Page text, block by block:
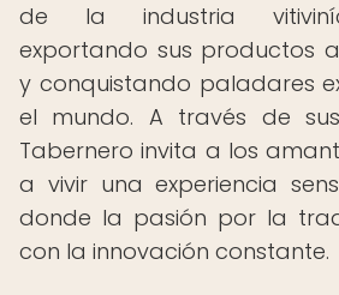
de la industria
exportando sus productos
y conquistando paladares
el mundo. A través de
Tabernero invita a los
a vivir una experiencia
donde la pasión por la
con la innovación constante.